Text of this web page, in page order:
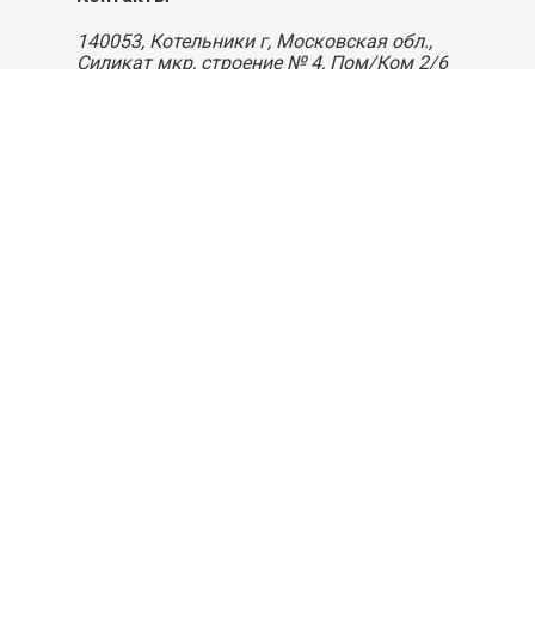
140053, Котельники г, Московская обл.,
Силикат мкр, строение № 4, Пом/Ком 2/6